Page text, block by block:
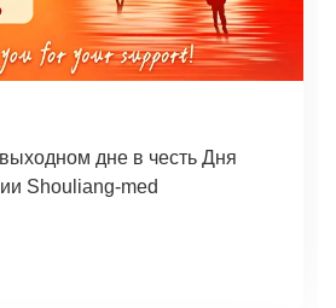
дне в честь Дня
Shouliang-med